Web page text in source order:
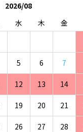
2026/08
水 木 金
5 6 7
12 13 14
19 20 21
26 27 28